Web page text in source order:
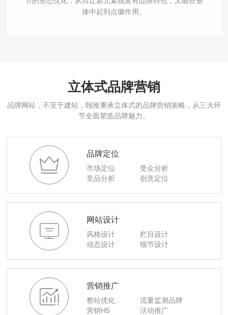
体中起到点缀作用。
立体式品牌营销
品牌网站，不至于建站，颐推秉承立体式的品牌营销策略，从三大环
节全面塑造品牌魅力。
品牌定位
市场定位
受众分析
竞品分析
创意定位
网站设计
风格设计
栏目设计
动态设计
细节设计
营销推广
整站优化
流量监测品牌
营销H5
活动推广